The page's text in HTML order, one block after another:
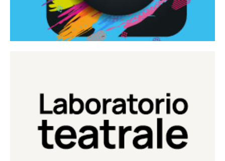
Laboratorio Teatrale
Laboratorio di teatro del Teatro Eduardo de Filippo
Continua